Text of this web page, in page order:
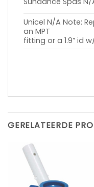
Unicel N/A Note:
an MPT
fitting or a 1.9” id
GERELATEERDE